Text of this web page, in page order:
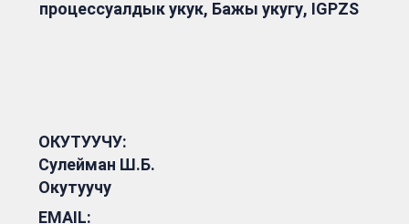
процессуалдык укук, Бажы укугу, IGPZS
ОКУТУУЧУ:
Сулейман Ш.Б.
Окутуучу
EMAIL: